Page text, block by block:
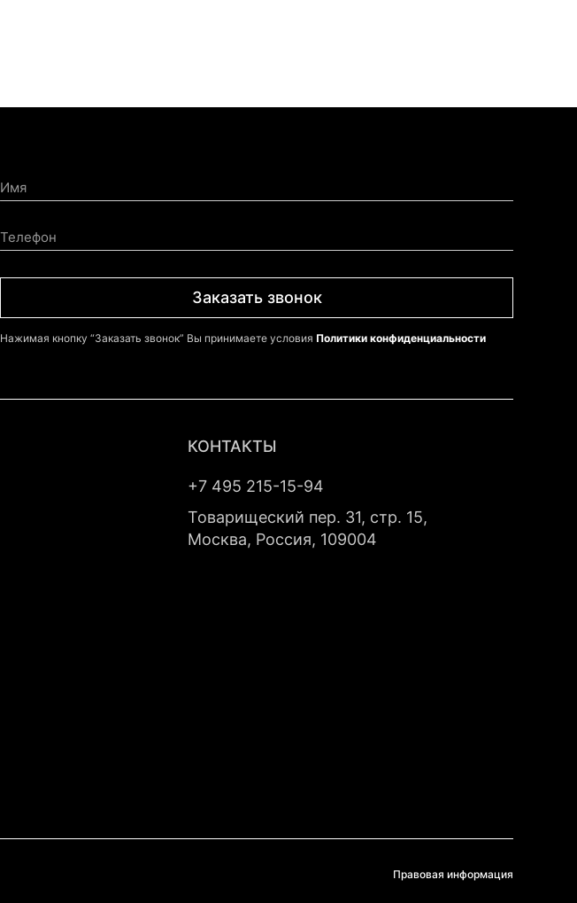
Заказать звонок
Нажимая кнопку “Заказать звонок” Вы принимаете условия Политики конфиденциальности
КОНТАКТЫ
+7 495 215-15-94
Товарищеский пер. 31, стр. 15,
Москва, Россия, 109004
Правовая информация